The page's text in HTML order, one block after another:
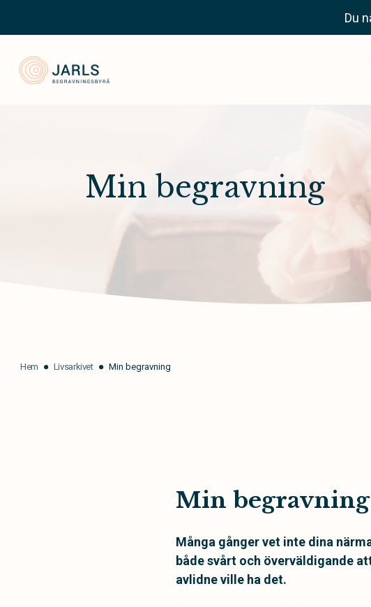
Du
Min begravning
Hem Livsarkivet Min begravning
Min begravning
Många gånger vet inte dina
både svårt och överväldigande
avlidne ville ha det.